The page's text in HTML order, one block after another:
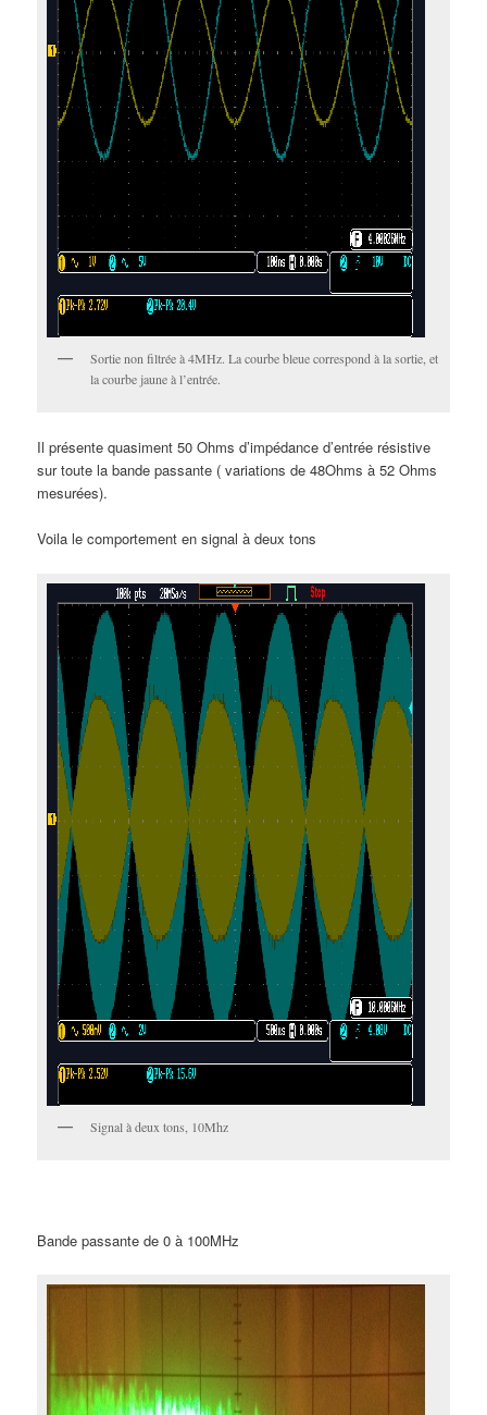
Sortie non filtrée à 4MHz. La courbe bleue correspond à la sortie, et
la courbe jaune à l’entrée.
Il présente quasiment 50 Ohms d’impédance d’entrée résistive
sur toute la bande passante ( variations de 48Ohms à 52 Ohms
mesurées).
Voila le comportement en signal à deux tons
Signal à deux tons, 10Mhz
Bande passante de 0 à 100MHz